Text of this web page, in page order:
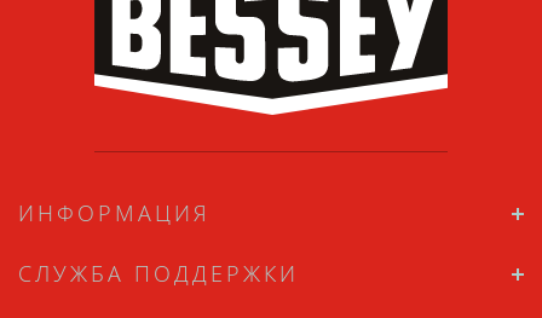
ИНФОРМАЦИЯ
СЛУЖБА ПОДДЕРЖКИ